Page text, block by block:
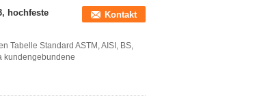
hochfeste
Kontakt
Tabelle Standard ASTM, AISI, BS,
kundengebundene